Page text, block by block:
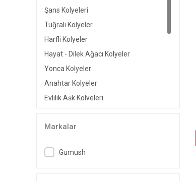
Şans Kolyeleri
Tuğralı Kolyeler
Harfli Kolyeler
Hayat - Dilek Ağacı Kolyeler
Yonca Kolyeler
Anahtar Kolyeler
Evlilik Aşk Kolyeleri
Lale Kolyeler
Yıldız Kolyeler
Kraliçe Tacı Kolyeler
Markalar
Gumush